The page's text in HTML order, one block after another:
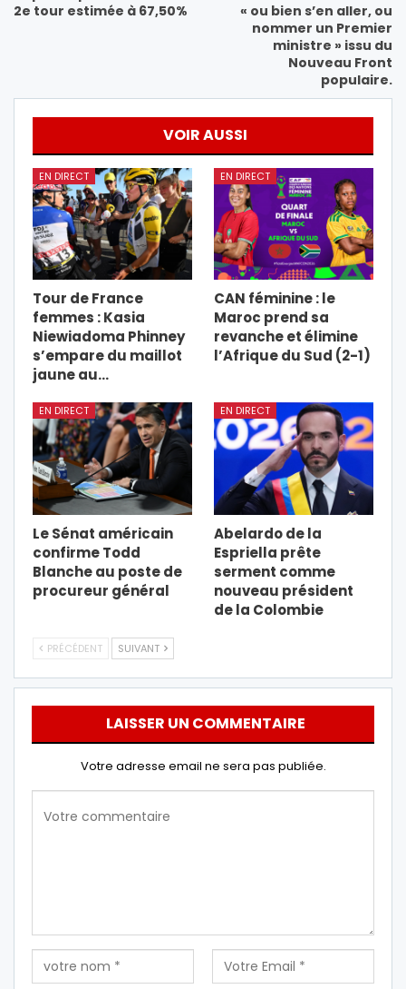
2e tour estimée à 67,50%
« ou bien s’en aller, ou
nommer un Premier
ministre » issu du
Nouveau Front
populaire.
VOIR AUSSI
EN DIRECT
Tour de France
femmes : Kasia
Niewiadoma Phinney
s’empare du maillot
jaune au…
EN DIRECT
CAN féminine : le
Maroc prend sa
revanche et élimine
l’Afrique du Sud (2-1)
EN DIRECT
Le Sénat américain
confirme Todd
Blanche au poste de
procureur général
EN DIRECT
Abelardo de la
Espriella prête
serment comme
nouveau président
de la Colombie
PRÉCÉDENT SUIVANT
LAISSER UN COMMENTAIRE
Votre adresse email ne sera pas publiée.